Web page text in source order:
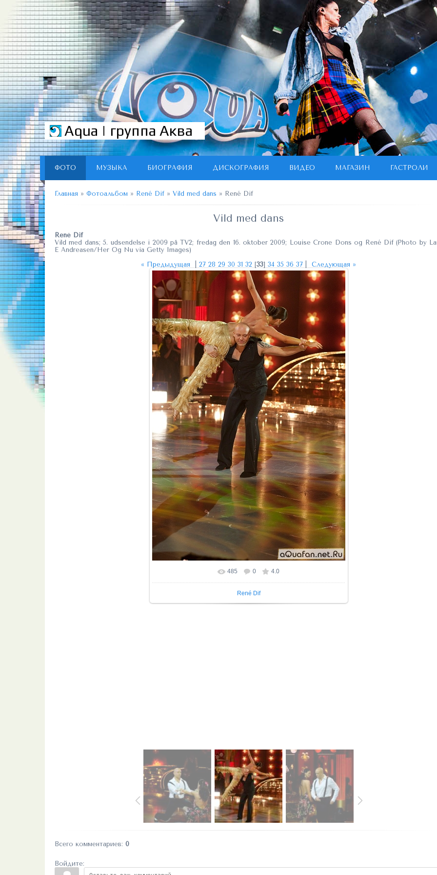
Aqua | группа Аква
ФОТО МУЗЫКА БИОГРАФИЯ ДИСКОГРАФИЯ ВИДЕО МАГАЗИН ГАСТРОЛИ
Главная » Фотоальбом » René Dif » Vild med dans » René Dif
Vild med dans
René Dif
Vild med dans; 5. udsendelse i 2009 på TV2; fredag den 16. oktober 2009; Louise Crone Dons og René Dif (Photo by
E Andreasen/Her Og Nu via Getty Images)
« Предыдущая |27 28 29 30 31 32 [33]34 35 36 37 |Следующая »
485 0 4.0
René Dif
Всего комментариев: 0
Войдите: